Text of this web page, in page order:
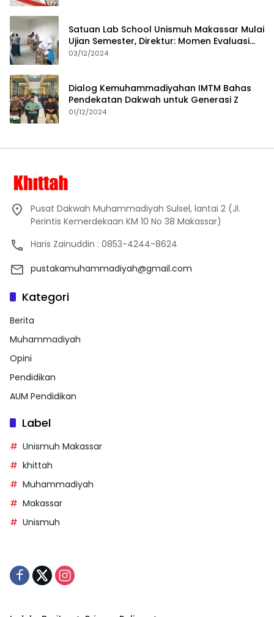
Satuan Lab School Unismuh Makassar Mulai
Ujian Semester, Direktur: Momen Evaluasi
Proses Pembelajaran
03/12/2024
Dialog Kemuhammadiyahan IMTM Bahas
Pendekatan Dakwah untuk Generasi Z
01/12/2024
Pusat Dakwah Muhammadiyah Sulsel, lantai 2 (Jl.
Perintis Kemerdekaan KM 10 No 38 Makassar)
Haris Zainuddin : 0853-4244-8624
pustakamuhammadiyah@gmail.com
Kategori
Berita
Muhammadiyah
Opini
Pendidikan
AUM Pendidikan
Label
Unismuh Makassar
khittah
Muhammadiyah
Makassar
Unismuh